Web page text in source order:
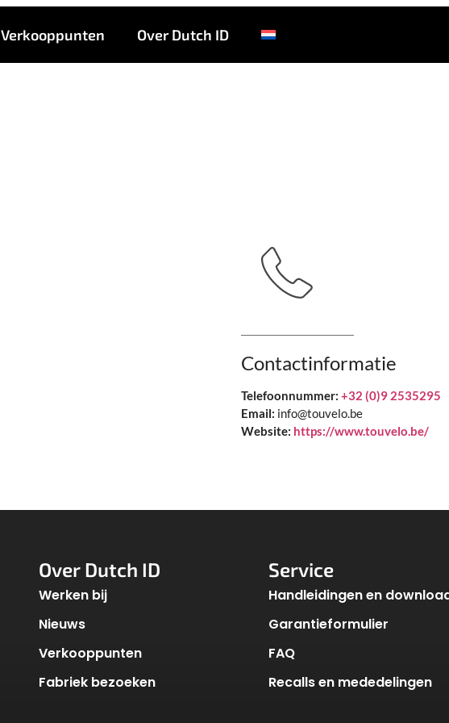
Verkooppunten Over Dutch IDTouvelo
Contactinformatie
Telefoonnummer: +32 (0)9 2535295
Email: info@touvelo.be
Website: https://www.touvelo.be/
Over Dutch ID
Werken bij
Nieuws
Verkooppunten
Fabriek bezoeken
Service
Handleidingen en
Garantieformulier
FAQ
Recalls en mededelingen